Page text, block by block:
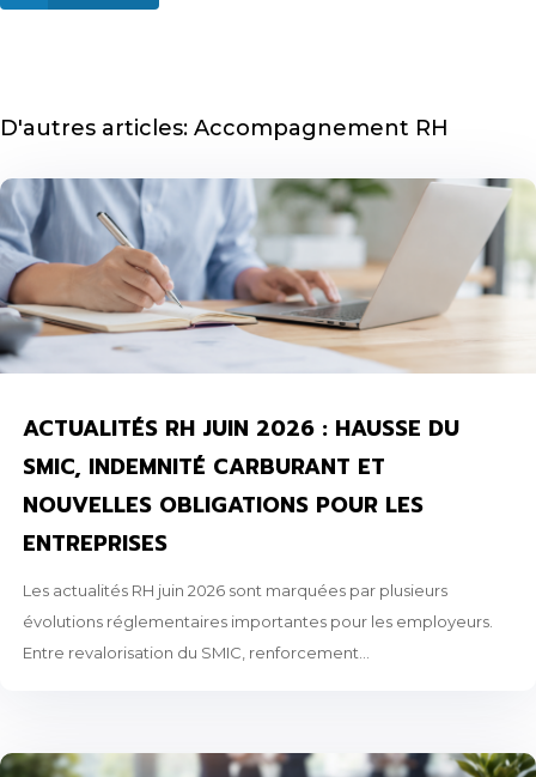
D'autres articles: Accompagnement RH
ACTUALITÉS RH JUIN 2026 : HAUSSE DU
SMIC, INDEMNITÉ CARBURANT ET
NOUVELLES OBLIGATIONS POUR LES
ENTREPRISES
Les actualités RH juin 2026 sont marquées par plusieurs
évolutions réglementaires importantes pour les employeurs.
Entre revalorisation du SMIC, renforcement...